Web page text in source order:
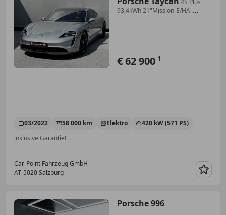
93,4kWh 21"Mission-E/HA-
€ 62 900 1
03/2022 58 000 km Elektro
420 kW (571 PS)
inklusive Garantie!
Car-Point Fahrzeug GmbH
AT-5020 Salzburg
Porsche 996